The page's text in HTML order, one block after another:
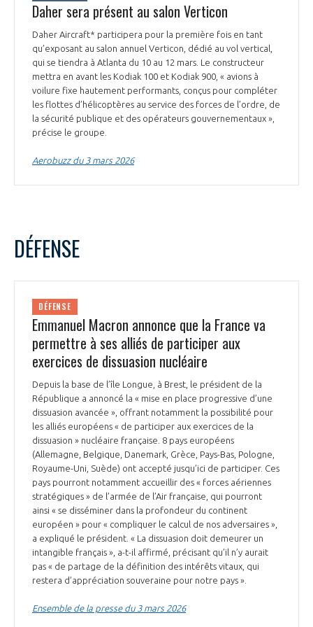
Daher sera présent au salon Verticon
Daher Aircraft* participera pour la première fois en tant
qu’exposant au salon annuel Verticon, dédié au vol vertical,
qui se tiendra à Atlanta du 10 au 12 mars. Le constructeur
mettra en avant les Kodiak 100 et Kodiak 900, « avions à
voilure fixe hautement performants, conçus pour compléter
les flottes d’hélicoptères au service des forces de l’ordre, de
la sécurité publique et des opérateurs gouvernementaux »,
précise le groupe.
Aerobuzz du 3 mars 2026
DÉFENSE
DÉFENSE
Emmanuel Macron annonce que la France va
permettre à ses alliés de participer aux
exercices de dissuasion nucléaire
Depuis la base de l’île Longue, à Brest, le président de la
République a annoncé la « mise en place progressive d’une
dissuasion avancée », offrant notamment la possibilité pour
les alliés européens « de participer aux exercices de la
dissuasion » nucléaire française. 8 pays européens
(Allemagne, Belgique, Danemark, Grèce, Pays-Bas, Pologne,
Royaume-Uni, Suède) ont accepté jusqu’ici de participer. Ces
pays pourront notamment accueillir des « forces aériennes
stratégiques » de l’armée de l’Air française, qui pourront
ainsi « se disséminer dans la profondeur du continent
européen » pour « compliquer le calcul de nos adversaires »,
a expliqué le président. « La dissuasion doit demeurer un
intangible français », a-t-il affirmé, précisant qu’il n’y aurait
pas « de partage de la définition des intérêts vitaux, qui
restera d’appréciation souveraine pour notre pays ».
Ensemble de la presse du 3 mars 2026